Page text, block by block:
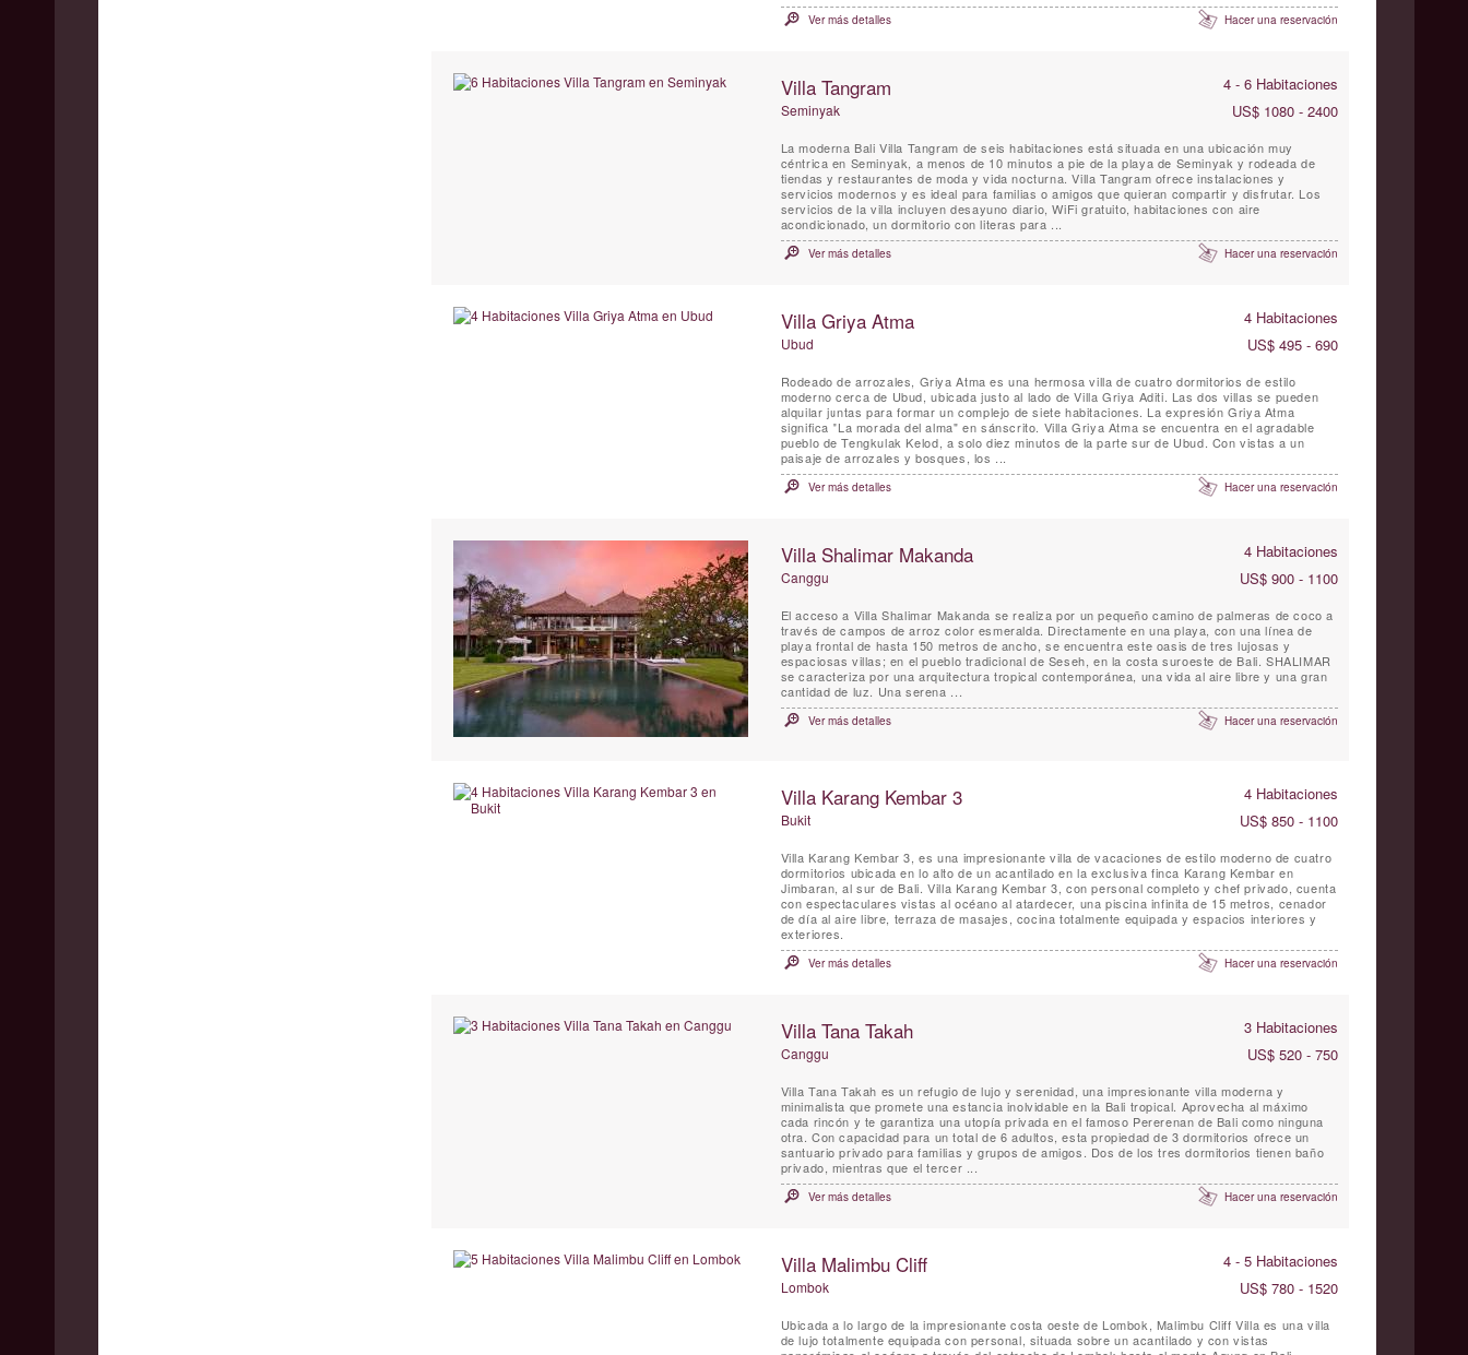
Ver más detalles Hacer una reservación
Villa Tangram 4 - 6 Habitaciones
Seminyak US$ 1080 - 2400
La moderna Bali Villa Tangram de seis habitaciones está situada en una ubicación muy
céntrica en Seminyak, a menos de 10 minutos a pie de la playa de Seminyak y rodeada de
tiendas y restaurantes de moda y vida nocturna. Villa Tangram ofrece instalaciones y
servicios modernos y es ideal para familias o amigos que quieran compartir y disfrutar. Los
servicios de la villa incluyen desayuno diario, WiFi gratuito, habitaciones con aire
acondicionado, un dormitorio con literas para ...
Ver más detalles Hacer una reservación
Villa Griya Atma 4 Habitaciones
Ubud US$ 495 - 690
Rodeado de arrozales, Griya Atma es una hermosa villa de cuatro dormitorios de estilo
moderno cerca de Ubud, ubicada justo al lado de Villa Griya Aditi. Las dos villas se pueden
alquilar juntas para formar un complejo de siete habitaciones. La expresión Griya Atma
significa "La morada del alma" en sánscrito. Villa Griya Atma se encuentra en el agradable
pueblo de Tengkulak Kelod, a solo diez minutos de la parte sur de Ubud. Con vistas a un
paisaje de arrozales y bosques, los ...
Ver más detalles Hacer una reservación
Villa Shalimar Makanda 4 Habitaciones
Canggu US$ 900 - 1100
El acceso a Villa Shalimar Makanda se realiza por un pequeño camino de palmeras de coco a
través de campos de arroz color esmeralda. Directamente en una playa, con una línea de
playa frontal de hasta 150 metros de ancho, se encuentra este oasis de tres lujosas y
espaciosas villas; en el pueblo tradicional de Seseh, en la costa suroeste de Bali. SHALIMAR
se caracteriza por una arquitectura tropical contemporánea, una vida al aire libre y una gran
cantidad de luz. Una serena ...
Ver más detalles Hacer una reservación
Villa Karang Kembar 3 4 Habitaciones
Bukit US$ 850 - 1100
Villa Karang Kembar 3, es una impresionante villa de vacaciones de estilo moderno de cuatro
dormitorios ubicada en lo alto de un acantilado en la exclusiva finca Karang Kembar en
Jimbaran, al sur de Bali. Villa Karang Kembar 3, con personal completo y chef privado, cuenta
con espectaculares vistas al océano al atardecer, una piscina infinita de 15 metros, cenador
de día al aire libre, terraza de masajes, cocina totalmente equipada y espacios interiores y
exteriores.
Ver más detalles Hacer una reservación
Villa Tana Takah 3 Habitaciones
Canggu US$ 520 - 750
Villa Tana Takah es un refugio de lujo y serenidad, una impresionante villa moderna y
minimalista que promete una estancia inolvidable en la Bali tropical. Aprovecha al máximo
cada rincón y te garantiza una utopía privada en el famoso Pererenan de Bali como ninguna
otra. Con capacidad para un total de 6 adultos, esta propiedad de 3 dormitorios ofrece un
santuario privado para familias y grupos de amigos. Dos de los tres dormitorios tienen baño
privado, mientras que el tercer ...
Ver más detalles Hacer una reservación
Villa Malimbu Cliff 4 - 5 Habitaciones
Lombok US$ 780 - 1520
Ubicada a lo largo de la impresionante costa oeste de Lombok, Malimbu Cliff Villa es una villa
de lujo totalmente equipada con personal, situada sobre un acantilado y con vistas